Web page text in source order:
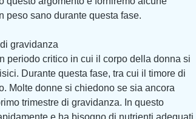
peso sano durante questa fase.
gravidanza
periodo critico in cui il corpo della donna si
Durante questa fase, tra cui il timore di
Molte donne si chiedono se sia ancora
trimestre di gravidanza. In questo